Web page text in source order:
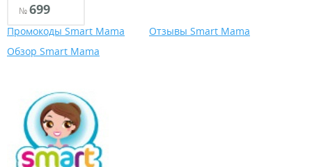
№699
Промокоды Smart Mama
Отзывы Smart Mama
Обзор Smart Mama